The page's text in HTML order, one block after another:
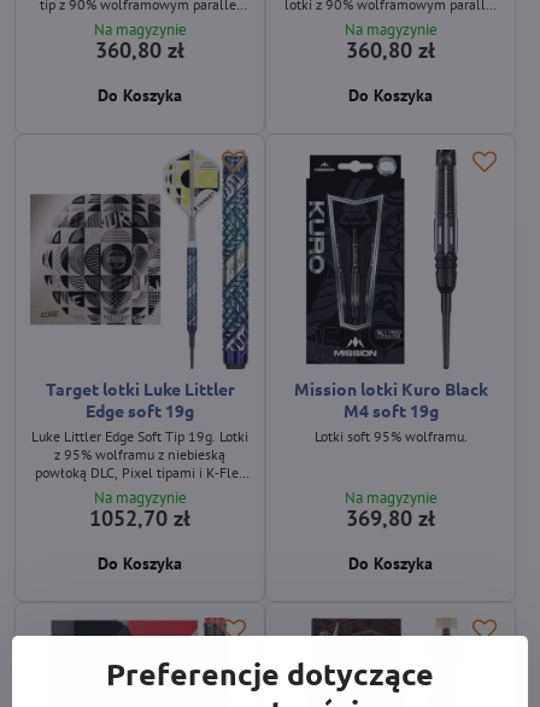
tip z 90% wolframowym parallel
barrelem, centralnym Wraith®
gripem i czarną powłoką PVD.
Zapewniają maksymalną kontrolę,
Epic Soft Tips oraz shaftom Gripper
Na magyzynie
360,80 zł
Do Koszyka
lotki z 90% wolframowym parallel
barrelem, przednim Wraith® gripem
i czarną powłoką PVD. Zapewniają
maksymalną kontrolę, stabilność i
shaftom Gripper 4.
Na magyzynie
360,80 zł
Do Koszyka
Target lotki Luke Littler
Edge soft 19g
Luke Littler Edge Soft Tip 19g. Lotki
z 95% wolframu z niebieską
powłoką DLC, Pixel tipami i K‑Flex
Player Edition piórkami.
Na magyzynie
1052,70 zł
Do Koszyka
Mission lotki Kuro Black
M4 soft 19g
Lotki soft 95% wolframu.
Na magyzynie
369,80 zł
Do Koszyka
Preferencje dotyczące